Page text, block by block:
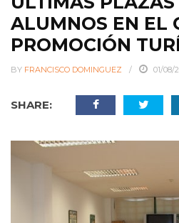
ALUMNOS EN EL
PROMOCIÓN
BY FRANCISCO DOMINGUEZ 01/08/
SHARE: